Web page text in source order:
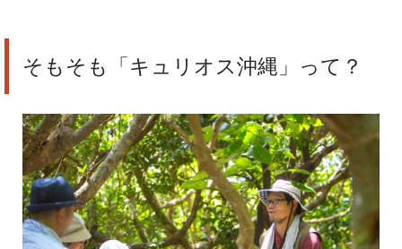
そもそも「キュリオス沖縄」って？